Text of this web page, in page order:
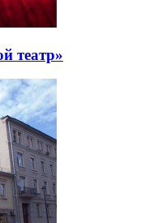
театр»